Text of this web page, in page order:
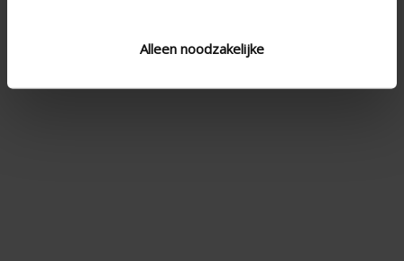
Alleen noodzakelijke